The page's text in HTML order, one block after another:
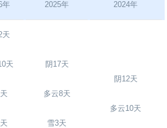
年 2025年 2024年
天
天 阴17天
多云8天
雪3天
阴12天
多云10天